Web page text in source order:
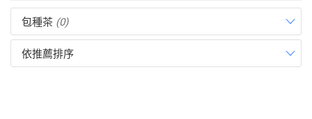
包種茶 (0)
依推薦排序